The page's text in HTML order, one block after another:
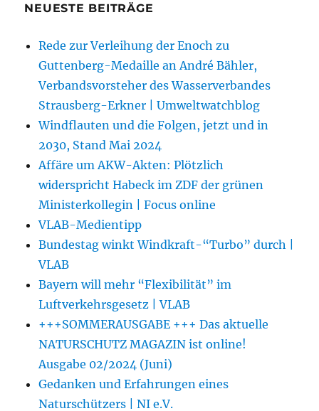
NEUESTE BEITRÄGE
Rede zur Verleihung der Enoch zu
Guttenberg-Medaille an André Bähler,
Verbandsvorsteher des Wasserverbandes
Strausberg-Erkner | Umweltwatchblog
Windflauten und die Folgen, jetzt und in
2030, Stand Mai 2024
Affäre um AKW-Akten: Plötzlich
widerspricht Habeck im ZDF der grünen
Ministerkollegin | Focus online
VLAB-Medientipp
Bundestag winkt Windkraft-“Turbo” durch |
VLAB
Bayern will mehr “Flexibilität” im
Luftverkehrsgesetz | VLAB
+++SOMMERAUSGABE +++ Das aktuelle
NATURSCHUTZ MAGAZIN ist online!
Ausgabe 02/2024 (Juni)
Gedanken und Erfahrungen eines
Naturschützers | NI e.V.